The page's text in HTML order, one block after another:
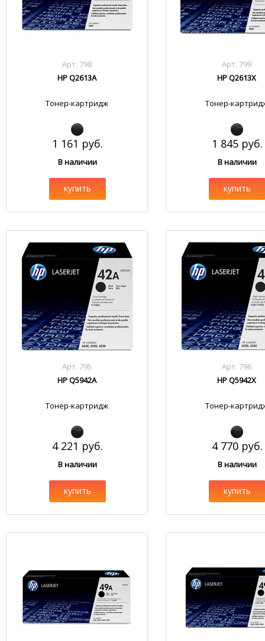
Арт. 798
HP Q2613A
Тонер-картридж
1 161 руб.
В наличии
купить
Арт. 799
HP Q2613X
Тонер-
1 845 руб.
В наличии
купить
Арт. 795
HP Q5942A
Тонер-картридж
4 221 руб.
В наличии
купить
Арт. 796
HP Q5942X
Тонер-
4 770 руб.
В наличии
купить